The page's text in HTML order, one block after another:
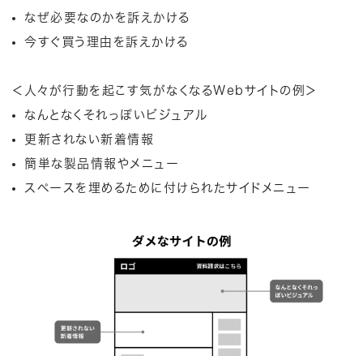
なぜ必要なのかを訴えかける
今すぐ買う理由を訴えかける
＜人々が行動を起こす気がなくなるWebサイトの例＞
なんとなくそれっぽいビジュアル
更新されない新着情報
簡単な製品情報やメニュー
スペースを埋めるために付けられたサイドメニュー